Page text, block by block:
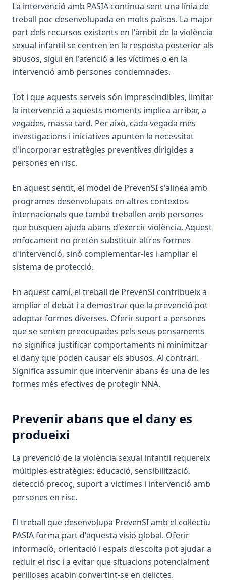
La intervenció amb PASIA continua sent una línia de
treball poc desenvolupada en molts països. La major
part dels recursos existents en l'àmbit de la violència
sexual infantil se centren en la resposta posterior als
abusos, sigui en l'atenció a les víctimes o en la
intervenció amb persones condemnades.
Tot i que aquests serveis són imprescindibles, limitar
la intervenció a aquests moments implica arribar, a
vegades, massa tard. Per això, cada vegada més
investigacions i iniciatives apunten la necessitat
d'incorporar estratègies preventives dirigides a
persones en risc.
En aquest sentit, el model de PrevenSI s'alinea amb
programes desenvolupats en altres contextos
internacionals que també treballen amb persones
que busquen ajuda abans d'exercir violència. Aquest
enfocament no pretén substituir altres formes
d'intervenció, sinó complementar-les i ampliar el
sistema de protecció.
En aquest camí, el treball de PrevenSI contribueix a
ampliar el debat i a demostrar que la prevenció pot
adoptar formes diverses. Oferir suport a persones
que se senten preocupades pels seus pensaments
no significa justificar comportaments ni minimitzar
el dany que poden causar els abusos. Al contrari.
Significa assumir que intervenir abans és una de les
formes més efectives de protegir NNA.
Prevenir abans que el dany es
produeixi
La prevenció de la violència sexual infantil requereix
múltiples estratègies: educació, sensibilització,
detecció precoç, suport a víctimes i intervenció amb
persones en risc.
El treball que desenvolupa PrevenSI amb el col·lectiu
PASIA forma part d'aquesta visió global. Oferir
informació, orientació i espais d'escolta pot ajudar a
reduir el risc i a evitar que situacions potencialment
perilloses acabin convertint-se en delictes.